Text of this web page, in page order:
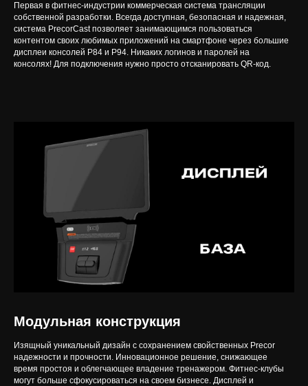
Первая в фитнес-индустрии коммерческая система трансляции
собственной разработки. Всегда доступная, безопасная и надежная,
система PrecorCast позволяет занимающимся пользоваться
контентом своих любимых приложений на смартфоне через большие
дисплеи консолей P84 и P94. Никаких логинов и паролей на
консолях! Для подключения нужно просто отсканировать QR-код.
Модульная конструкция
Изящный уникальный дизайн с сохранением свойственных Precor
надежности и прочности. Инновационное решение, снижающее
время простоя и облегчающее владение тренажером. Фитнес-клубы
могут больше сфокусироваться на своем бизнесе. Дисплей и